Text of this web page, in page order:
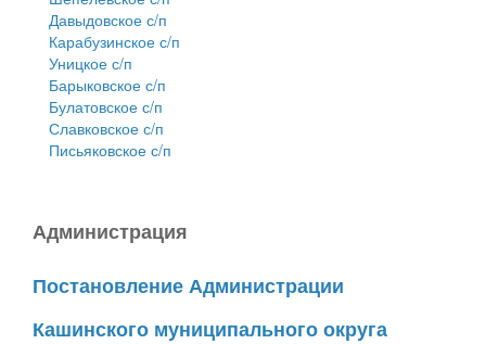
Давыдовское с/п
Карабузинское с/п
Уницкое с/п
Барыковское с/п
Булатовское с/п
Славковское с/п
Письяковское с/п
Администрация
Постановление Администрации
Кашинского муниципального округа